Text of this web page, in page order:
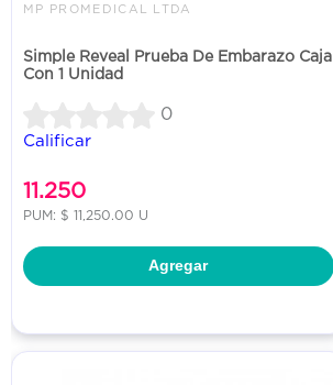
MP PROMEDICAL LTDA
Simple Reveal Prueba De Embarazo Caja
Con 1 Unidad
0
Calificar
11.250
PUM: $ 11,250.00 U
Agregar